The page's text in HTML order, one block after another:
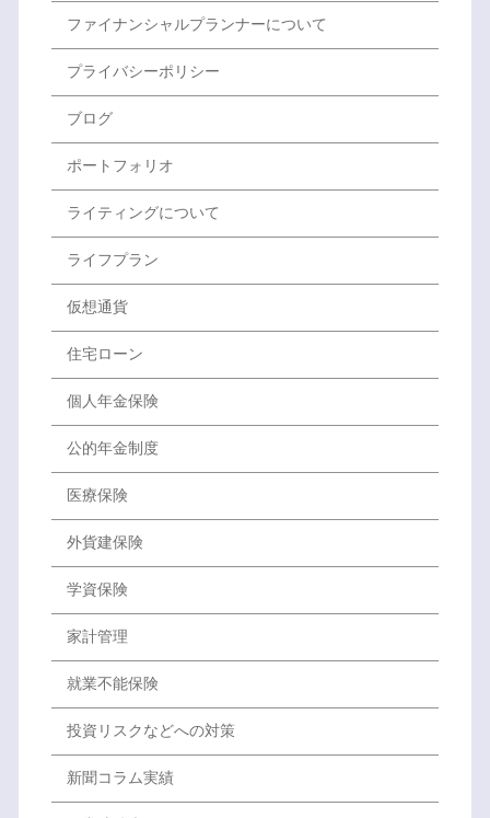
ファイナンシャルプランナーについて
プライバシーポリシー
ブログ
ポートフォリオ
ライティングについて
ライフプラン
仮想通貨
住宅ローン
個人年金保険
公的年金制度
医療保険
外貨建保険
学資保険
家計管理
就業不能保険
投資リスクなどへの対策
新聞コラム実績